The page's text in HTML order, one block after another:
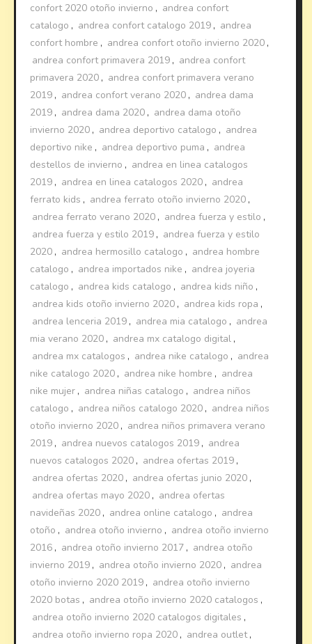
confort 2020 otoño invierno , andrea confort
catalogo , andrea confort catalogo 2019 , andrea
confort hombre , andrea confort otoño invierno 2020 ,
andrea confort primavera 2019 , andrea confort
primavera 2020 , andrea confort primavera verano
2019 , andrea confort verano 2020 , andrea dama
2019 , andrea dama 2020 , andrea dama otoño
invierno 2020 , andrea deportivo catalogo , andrea
deportivo nike , andrea deportivo puma , andrea
destellos de invierno , andrea en linea catalogos
2019 , andrea en linea catalogos 2020 , andrea
ferrato kids , andrea ferrato otoño invierno 2020 ,
andrea ferrato verano 2020 , andrea fuerza y estilo ,
andrea fuerza y estilo 2019 , andrea fuerza y estilo
2020 , andrea hermosillo catalogo , andrea hombre
catalogo , andrea importados nike , andrea joyeria
catalogo , andrea kids catalogo , andrea kids niño ,
andrea kids otoño invierno 2020 , andrea kids ropa ,
andrea lenceria 2019 , andrea mia catalogo , andrea
mia verano 2020 , andrea mx catalogo digital ,
andrea mx catalogos , andrea nike catalogo , andrea
nike catalogo 2020 , andrea nike hombre , andrea
nike mujer , andrea niñas catalogo , andrea niños
catalogo , andrea niños catalogo 2020 , andrea niños
otoño invierno 2020 , andrea niños primavera verano
2019 , andrea nuevos catalogos 2019 , andrea
nuevos catalogos 2020 , andrea ofertas 2019 ,
andrea ofertas 2020 , andrea ofertas junio 2020 ,
andrea ofertas mayo 2020 , andrea ofertas
navideñas 2020 , andrea online catalogo , andrea
otoño , andrea otoño invierno , andrea otoño invierno
2016 , andrea otoño invierno 2017 , andrea otoño
invierno 2019 , andrea otoño invierno 2020 , andrea
otoño invierno 2020 2019 , andrea otoño invierno
2020 botas , andrea otoño invierno 2020 catalogos ,
andrea otoño invierno 2020 catalogos digitales ,
andrea otoño invierno ropa 2020 , andrea outlet,